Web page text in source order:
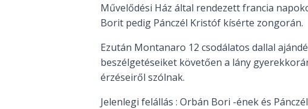
Művelődési Ház által rendezett francia
Borit pedig Pánczél Kristóf kísérte zongorán.
Ezután Montanaro 12 csodálatos dallal
beszélgetéseiket követően a lány
érzéseiről szólnak.
Jelenlegi felállás : Orbán Bori -ének és